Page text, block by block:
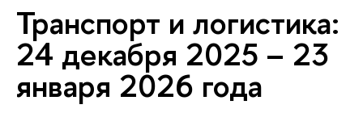
Транспорт и логистика:
24 декабря 2025 – 23
января 2026 года